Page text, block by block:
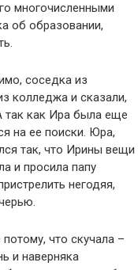
многочисленными
об образовании,
соседка из
колледжа и сказали,
так как Ира была еще
на ее поиски. Юра,
так, что Ирины вещи
и просила папу
негодяя,
что скучала –
и наверняка